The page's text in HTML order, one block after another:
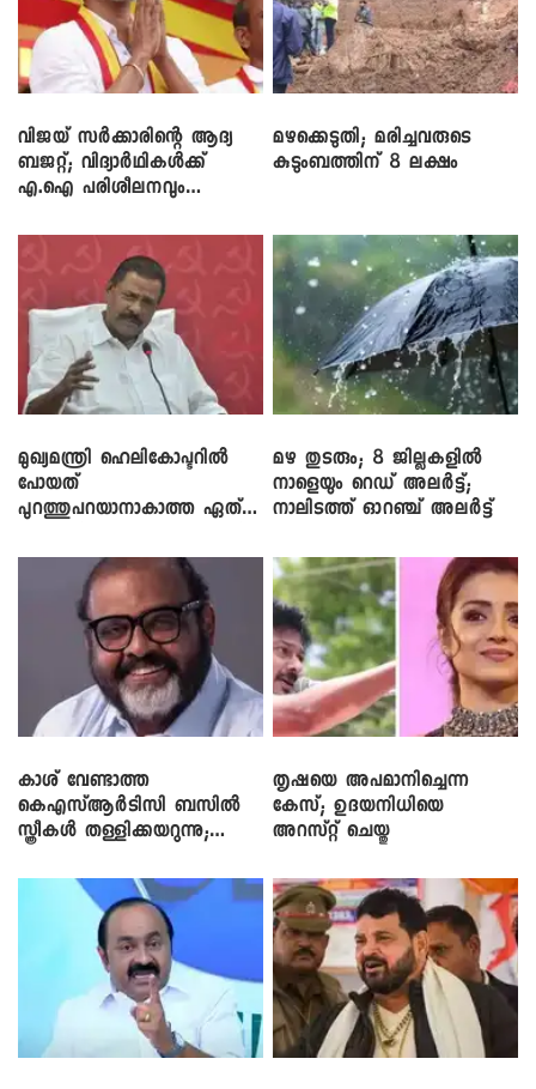
വിജയ് സർക്കാരിന്റെ ആദ്യ
ബജറ്റ്; വിദ്യാർഥികൾക്ക്
എ.ഐ പരിശീലനവും
മഴക്കെടുതി; മരിച്ചവരുടെ
കുടുംബത്തിന് 8 ലക്ഷം
മുഖ്യമന്ത്രി ഹെലികോപ്ടറിൽ
പോയത്
പുറത്തുപറയാനാകാത്ത ഏത്
മഴ തുടരും; 8 ജില്ലകളിൽ
നാളെയും റെഡ് അലർട്ട്;
നാലിടത്ത് ഓറഞ്ച് അലർട്ട്
കാശ് വേണ്ടാത്ത
കെഎസ്ആർടിസി ബസിൽ
സ്ത്രീകൾ തള്ളിക്കയറുന്നു;
തൃഷയെ അപമാനിച്ചെന്ന
കേസ്; ഉദയനിധിയെ
അറസ്റ്റ് ചെയ്തു